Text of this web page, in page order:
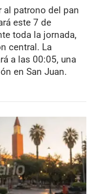
al patrono del pan
este 7 de
toda la jornada,
central. La
a las 00:05, una
en San Juan.